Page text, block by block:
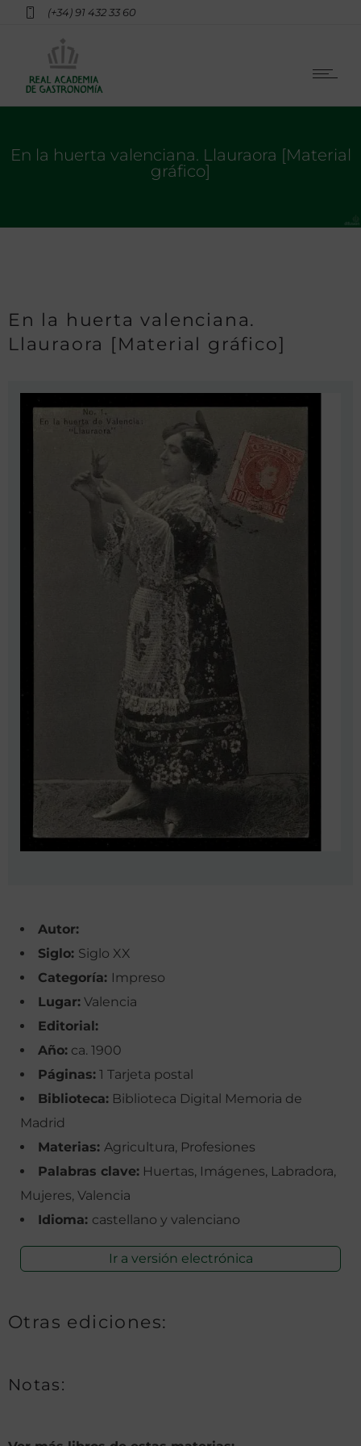
(+34) 91 432 33 60
En la huerta valenciana. Llauraora [Material
gráfico]
En la huerta valenciana.
Llauraora [Material gráfico]
Autor:
Siglo: Siglo XX
Categoría: Impreso
Lugar: Valencia
Editorial:
Año: ca. 1900
Páginas: 1 Tarjeta postal
Biblioteca: Biblioteca Digital Memoria de
Madrid
Materias: Agricultura, Profesiones
Palabras clave: Huertas, Imágenes, Labradora,
Mujeres, Valencia
Idioma: castellano y valenciano
Ir a versión electrónica
Otras ediciones:
Notas: